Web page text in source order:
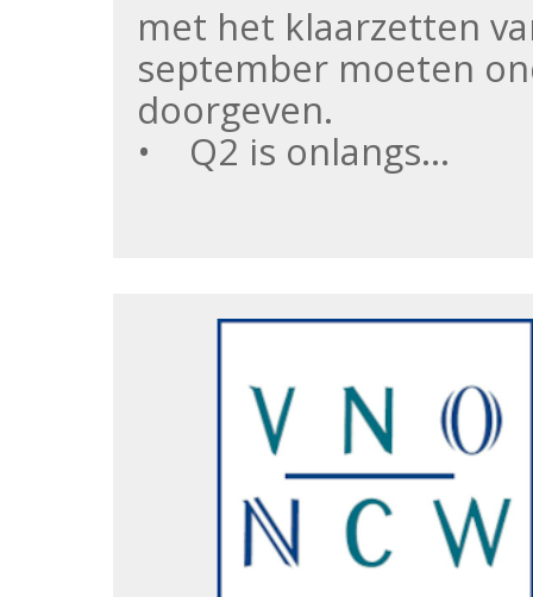
met het klaarzetten
september moeten
doorgeven.
• Q2 is onlangs…